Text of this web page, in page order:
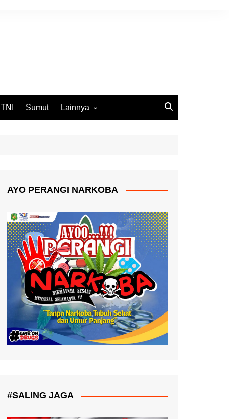
TNI Sumut Lainnya
AYO PERANGI NARKOBA
#SALING JAGA